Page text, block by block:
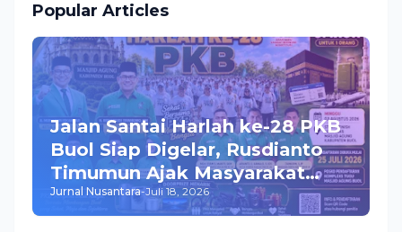
Popular Articles
Jalan Santai Harlah ke-28 PKB
Buol Siap Digelar, Rusdianto
Timumun Ajak Masyarakat
Meriahkan Acara, Hadiah
Utama Umroh Menanti Peserta
Jurnal Nusantara-Juli 18, 2026